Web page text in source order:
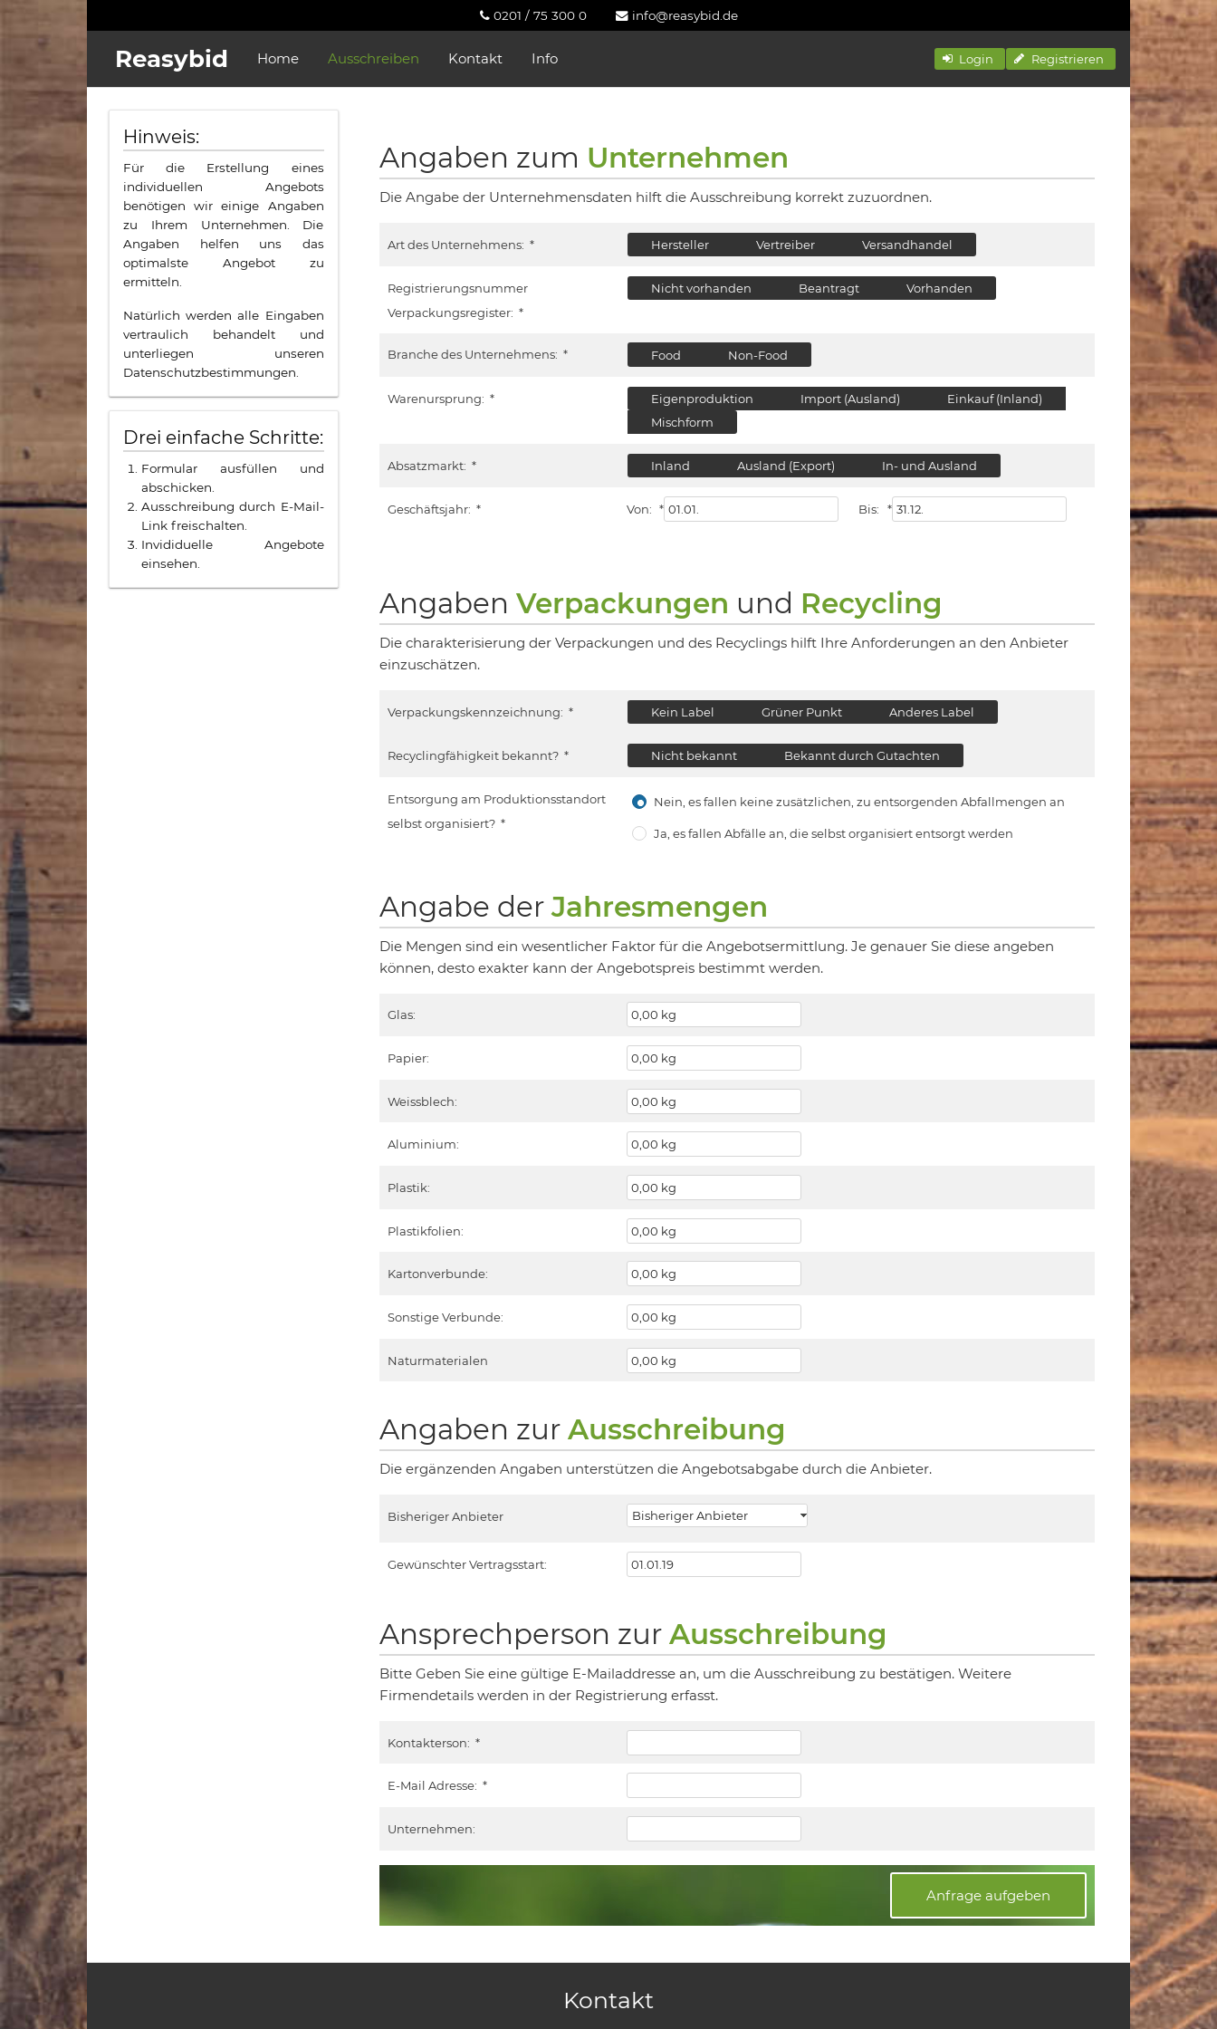
0201 / 75 300 0 info@reasybid.de
Reasybid Home Ausschreiben Kontakt Info Login Registrieren
Hinweis:
Für die Erstellung eines
individuellen Angebots
benötigen wir einige Angaben
zu Ihrem Unternehmen. Die
Angaben helfen uns das
optimalste Angebot zu
ermitteln.
Natürlich werden alle Eingaben
vertraulich behandelt und
unterliegen unseren
Datenschutzbestimmungen.
Drei einfache Schritte:
Formular ausfüllen und
abschicken.
Ausschreibung durch E-Mail-
Link freischalten.
Invididuelle Angebote
einsehen.
Angaben zum Unternehmen
Die Angabe der Unternehmensdaten hilft die Ausschreibung korrekt zuzuordnen.
Art des Unternehmens: * Hersteller Vertreiber Versandhandel
Registrierungsnummer
Verpackungsregister: *
Nicht vorhanden Beantragt Vorhanden
Branche des Unternehmens: * Food Non-Food
Warenursprung: * Eigenproduktion Import (Ausland)
Einkauf (Inland)
Mischform
Absatzmarkt: * Inland Ausland (Export) In- und Ausland
Geschäftsjahr: * Von: * Bis: *
Angaben Verpackungen und Recycling
Die charakterisierung der Verpackungen und des Recyclings hilft Ihre Anforderungen an den Anbieter
einzuschätzen.
Verpackungskennzeichnung: * Kein Label Grüner Punkt Anderes Label
Recyclingfähigkeit bekannt? * Nicht bekannt Bekannt durch Gutachten
Entsorgung am Produktionsstandort
selbst organisiert? *
Nein, es fallen keine zusätzlichen, zu entsorgenden Abfallmengen an
Ja, es fallen Abfälle an, die selbst organisiert entsorgt werden
Angabe der Jahresmengen
Die Mengen sind ein wesentlicher Faktor für die Angebotsermittlung. Je genauer Sie diese angeben
können, desto exakter kann der Angebotspreis bestimmt werden.
Glas:
Papier:
Weissblech:
Aluminium:
Plastik:
Plastikfolien:
Kartonverbunde:
Sonstige Verbunde:
Naturmaterialen
Angaben zur Ausschreibung
Die ergänzenden Angaben unterstützen die Angebotsabgabe durch die Anbieter.
Bisheriger Anbieter
Gewünschter Vertragsstart:
Ansprechperson zur Ausschreibung
Bitte Geben Sie eine gültige E-Mailaddresse an, um die Ausschreibung zu bestätigen. Weitere
Firmendetails werden in der Registrierung erfasst.
Kontakterson: *
E-Mail Adresse: *
Unternehmen:
Anfrage aufgeben
Kontakt